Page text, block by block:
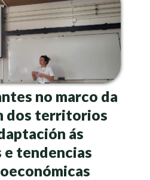
no marco da
dos territorios
ás
tendencias